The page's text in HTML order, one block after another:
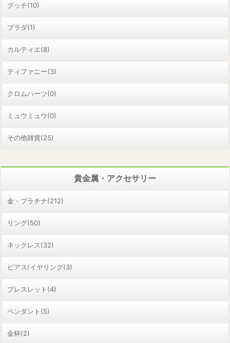
グッチ(10)
プラダ(1)
カルティエ(8)
ティファニー(3)
クロムハーツ(0)
ミュウミュウ(0)
その他雑貨(25)
貴金属・アクセサリー
金・プラチナ(212)
リング(50)
ネックレス(32)
ピアス/イヤリング(3)
ブレスレット(4)
ペンダント(5)
金杯(2)